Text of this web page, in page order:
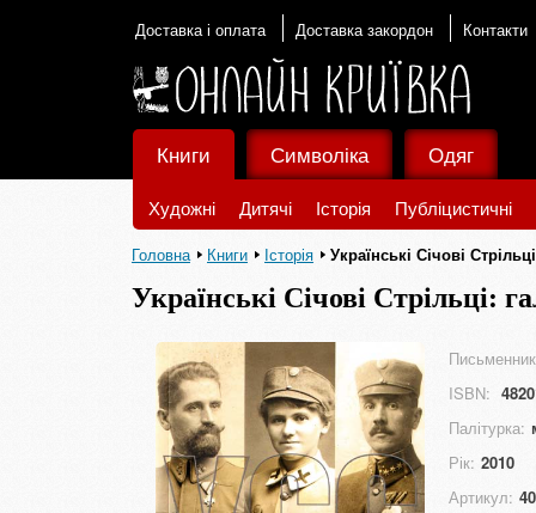
Доставка і оплата Доставка закордон Контакти
Книги
Художні Дитячі Історія Публіцистичні
Символіка Одяг
Головна Книги Історія Українські Січові
Українські Січові Стрільці:
ISBN:
Палітурка:
Рік: 2010
Артикул: